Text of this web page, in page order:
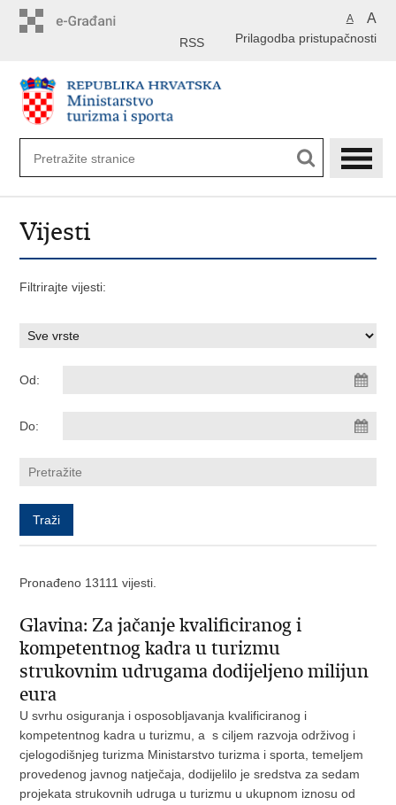
A A
Prilagodba pristupačnosti
RSS
Vijesti
Filtrirajte vijesti:
Od:
Do:
Pronađeno 13111 vijesti.
Glavina: Za jačanje kvalificiranog i
kompetentnog kadra u turizmu
strukovnim udrugama dodijeljeno milijun
eura
U svrhu osiguranja i osposobljavanja kvalificiranog i
kompetentnog kadra u turizmu, a s ciljem razvoja održivog i
cjelogodišnjeg turizma Ministarstvo turizma i sporta, temeljem
provedenog javnog natječaja, dodijelilo je sredstva za sedam
projekata strukovnih udruga u turizmu u ukupnom iznosu od